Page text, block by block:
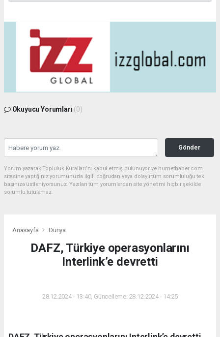
Okuyucu Yorumları (0)
Gönder
Yorum yazarak Topluluk Kuralları’nı kabul etmiş bulunuyor ve hurnethaber.com
sitesine yaptığınız yorumunuzla ilgili doğrudan veya dolaylı tüm sorumluluğu tek
başınıza üstleniyorsunuz. Yazılan tüm yorumlardan site yönetimi hiçbir şekilde
sorumlu tutulamaz.
Anasayfa Dünya
DAFZ, Türkiye operasyonlarını
Interlink’e devretti
28.12.2024 - 13:40, Güncelleme: 28.12.2024 - 14:25